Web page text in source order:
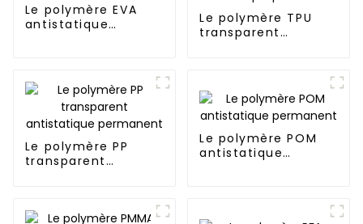
Le polymère EVA
antistatique
Le polymère TPU
transparent
Le polymère PP
transparent
Le polymère POM
antistatique